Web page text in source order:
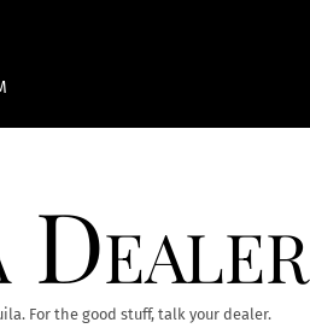
Dealer
For the good stuff, talk your dealer.